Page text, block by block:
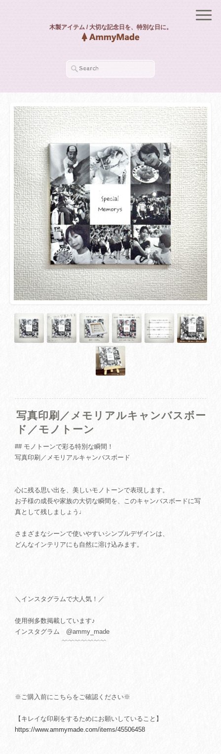
木製アイテム / 大切な記念日を、特別な日に。
写真印刷／メモリアルキャンバスボー
ド／モノトーン
## モノトーンで彩る特別な瞬間！
写真印刷／メモリアルキャンバスボード
心に残る思い出を、美しいモノトーンで表現します。
お子様の成長や家族の大切な瞬間を、このキャンバスボードに写
真として残しましょう♩
さまざまなシーンで使いやすいシンプルデザインは、
どんなインテリアにも自然に溶け込みます。
＼インスタグラムで大人気！／
使用例多数掲載しています♪
インスタグラム @ammy_made
﹌﹌﹌﹌﹌﹌﹌
※ご購入前にこちらをご確認ください※
【キレイな印刷をするためにお願いしていること】
https://www.ammymade.com/items/45506458